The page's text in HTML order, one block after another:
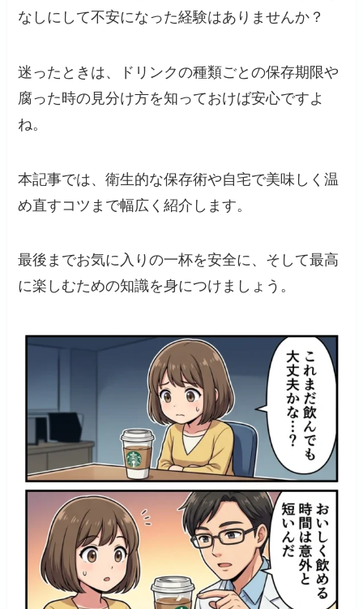
なしにして不安になった経験はありませんか？
迷ったときは、ドリンクの種類ごとの保存期限や
腐った時の見分け方を知っておけば安心ですよ
ね。
本記事では、衛生的な保存術や自宅で美味しく温
め直すコツまで幅広く紹介します。
最後までお気に入りの一杯を安全に、そして最高
に楽しむための知識を身につけましょう。